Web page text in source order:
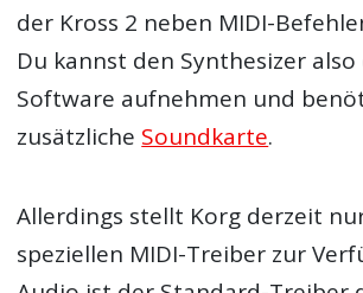
der Kross 2 neben MIDI-
Du kannst den Synthesizer
Software aufnehmen und
zusätzliche Soundkarte.
Allerdings stellt Korg derzeit
speziellen MIDI-Treiber zur